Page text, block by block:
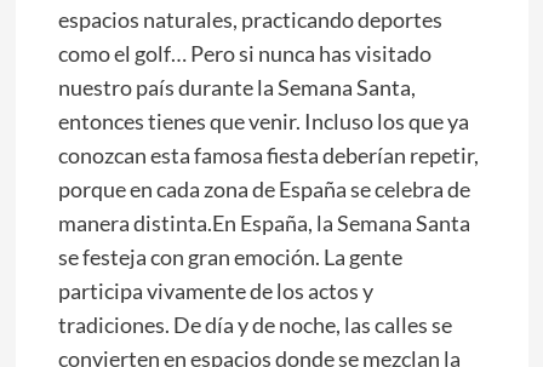
espacios naturales, practicando deportes
como el golf… Pero si nunca has visitado
nuestro país durante la Semana Santa,
entonces tienes que venir. Incluso los que ya
conozcan esta famosa fiesta deberían repetir,
porque en cada zona de España se celebra de
manera distinta.En España, la Semana Santa
se festeja con gran emoción. La gente
participa vivamente de los actos y
tradiciones. De día y de noche, las calles se
convierten en espacios donde se mezclan la